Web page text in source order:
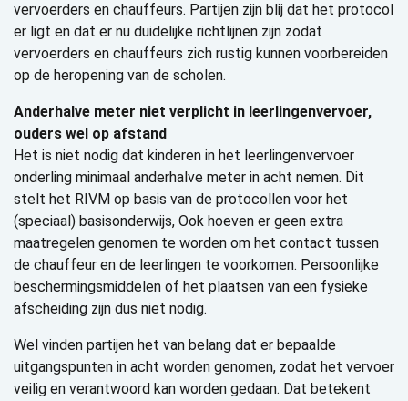
vervoerders en chauffeurs. Partijen zijn blij dat het protocol
er ligt en dat er nu duidelijke richtlijnen zijn zodat
vervoerders en chauffeurs zich rustig kunnen voorbereiden
op de heropening van de scholen.
Anderhalve meter niet verplicht in leerlingenvervoer,
ouders wel op afstand
Het is niet nodig dat kinderen in het leerlingenvervoer
onderling minimaal anderhalve meter in acht nemen. Dit
stelt het RIVM op basis van de protocollen voor het
(speciaal) basisonderwijs, Ook hoeven er geen extra
maatregelen genomen te worden om het contact tussen
de chauffeur en de leerlingen te voorkomen. Persoonlijke
beschermingsmiddelen of het plaatsen van een fysieke
afscheiding zijn dus niet nodig.
Wel vinden partijen het van belang dat er bepaalde
uitgangspunten in acht worden genomen, zodat het vervoer
veilig en verantwoord kan worden gedaan. Dat betekent